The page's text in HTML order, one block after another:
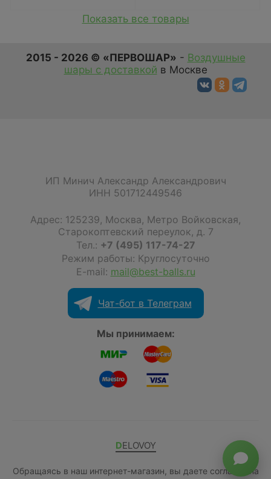
Показать все товары
2015 - 2026 © «ПЕРВОШАР» - Воздушные
шары с доставкой в Москве
ИП Минич Александр Александрович
ИНН 501712449546
Адрес: 125239, Москва, Метро Войковская,
Старокоптевский переулок, д. 7
Тел.: +7 (495) 117-74-27
Режим работы: Круглосуточно
E-mail: mail@best-balls.ru
Чат-бот в Телеграм
Мы принимаем:
DELOVOY
Обращаясь в наш интернет-магазин, вы даете согласие на